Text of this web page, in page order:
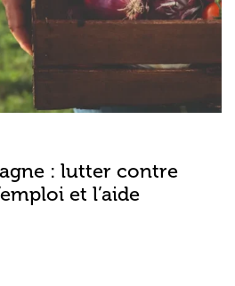
: lutter contre
et l’aide